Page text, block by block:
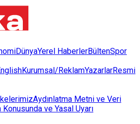
DünyaYerel HaberlerBültenSpor
Kurumsal/ReklamYazarlarResmi
Aydınlatma Metni ve Veri
Konusunda ve Yasal Uyarı